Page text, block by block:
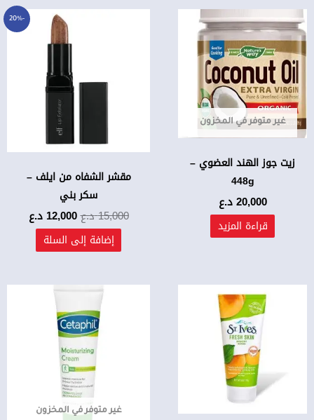
غير متوفر في المخزون
زيت جوز الهند العضوي –
448g
20,000د.ع
قراءة المزيد
-20%
مقشر الشفاه من ايلف –
سكر بني
15,000د.ع
السعر
الأصلي
هو:
12,000 د.ع
السعر
الحالي
إضافة إلى السلة
غير متوفر في المخزون